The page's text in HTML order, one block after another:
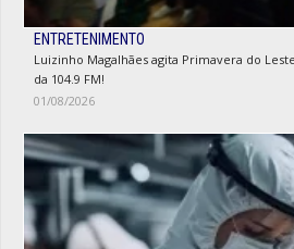
ENTRETENIMENTO
Luizinho Magalhães agita Primavera do
da 104.9 FM!
01/08/2026